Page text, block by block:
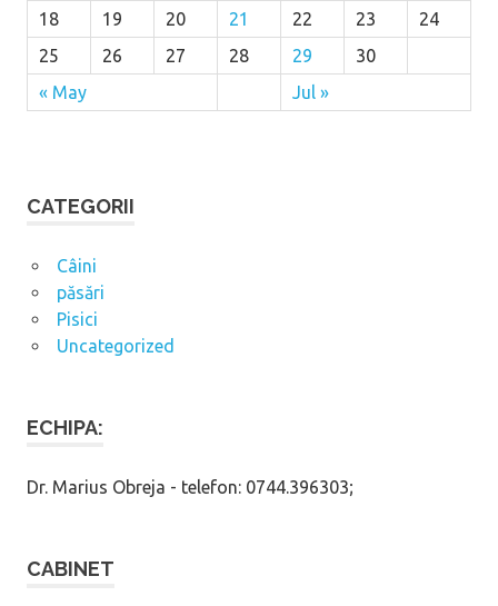
« May Jul »
18
19 20 21 22 23
24
25
26 27 28 29 30
CATEGORII
Câini
păsări
Pisici
Uncategorized
ECHIPA:
Dr. Marius Obreja - telefon: 0744.396303;
CABINET